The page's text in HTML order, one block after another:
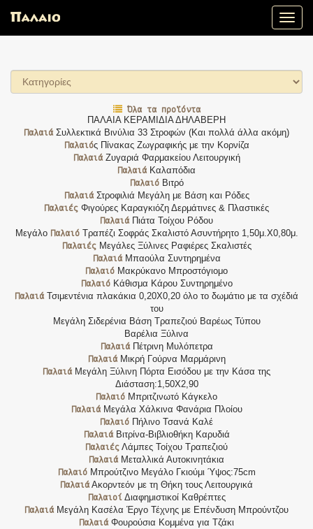
Toggle
Όλα τα προϊόντα
ΠΑΛΑΙΑ ΚΕΡΑΜΙΔΙΑ ΔΗΛΑΒΕΡΗ
Παλαιά Συλλεκτικά Βινύλια 33 Στροφών (Και πολλά άλλα ακόμη)
Παλαιός Πίνακας Ζωγραφικής με την Κορνίζα
ΠαλαιάΖυγαριά Φαρμακείου Λειτουργική
Παλαιά Καλαπόδια
ΠαλαιόΒιτρό
ΠαλαιάΣτροφιλιά Μεγάλη με Βάση και Ρόδες
Παλαιές Φιγούρες Καραγκιόζη Δερμάτινες & Πλαστικές
Παλαιά Πιάτα Τοίχου Ρόδου
Μεγάλο ΠαλαιόΤραπέζι Σοφράς Σκαλιστό Ασυντήρητο 1,50μ.Χ0,80μ.
ΠαλαιέςΜεγάλες Ξύλινες Ραφιέρες Σκαλιστές
ΠαλαιάΜπαούλα Συντηρημένα
Παλαιό Μακρύκανο Μπροστόγιομο
ΠαλαιόΚάθισμα Κάρου Συντηρημένο
Παλαιά Τσιμεντένια πλακάκια 0,20Χ0,20 όλο το δωμάτιο με τα σχέδιά
του
Μεγάλη Σιδερένια Βάση Τραπεζιού Βαρέως Τύπου
Βαρέλια Ξύλινα
ΠαλαιάΠέτρινη Μυλόπετρα
ΠαλαιάΜικρή Γούρνα Μαρμάρινη
Παλαιά Μεγάλη Ξύλινη Πόρτα Εισόδου με την Κάσα της
Διάσταση:1,50Χ2,90
Παλαιό Μπριτζινωτό Κάγκελο
ΠαλαιάΜεγάλα Χάλκινα Φανάρια Πλοίου
Παλαιό Πήλινο Τσανά Καλέ
ΠαλαιάΒιτρίνα-Βιβλιοθήκη Καρυδιά
Παλαιές Λάμπες Τοίχου Τραπεζιού
Παλαιά Μεταλλικά Αυτοκινητάκια
ΠαλαιόΜπρούτζινο Μεγάλο Γκιούμι Ύψος:75cm
Παλαιά Ακορντεόν με τη Θήκη τους Λειτουργικά
ΠαλαιοίΔιαφημιστικοί Καθρέπτες
Παλαιά Μεγάλη Κασέλα Έργο Τέχνης με Επένδυση Μπρούντζου
Παλαιά Φουρούσια Κομμένα για Τζάκι